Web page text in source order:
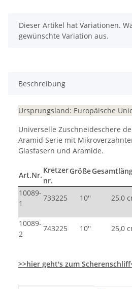
x
Dieser Artikel hat Variationen.
gewünschte Variation aus.
Beschreibung
Ursprungsland: Europäische
Universelle Zuschneideschere
Aramid Serie mit
Glasfasern und Aramide.
Art.Nr.
Kretzer
nr.
Größe
10089-
1
733225 10'' 25,0
10089-
2
743225 10'' 25,0
>>hier geht's zum